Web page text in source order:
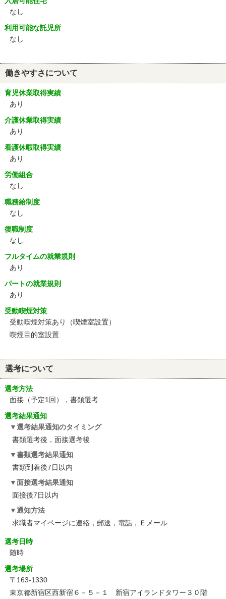
なし
利用可能な託児所
なし
働きやすさについて
育児休業取得実績
あり
介護休業取得実績
あり
看護休暇取得実績
あり
労働組合
なし
職務給制度
なし
復職制度
なし
フルタイムの就業規則
あり
パートの就業規則
あり
受動喫煙対策
受動喫煙対策あり（喫煙室設置）
喫煙目的室設置
選考について
選考方法
面接（予定1回），書類選考
選考結果通知
選考結果通知のタイミング
書類選考後，面接選考後
書類選考結果通知
書類到着後7日以内
面接選考結果通知
面接後7日以内
通知方法
求職者マイページに連絡，郵送，電話，Ｅメール
選考日時
随時
選考場所
〒163-1330
東京都新宿区西新宿６－５－１ 新宿アイランドタワー３０階